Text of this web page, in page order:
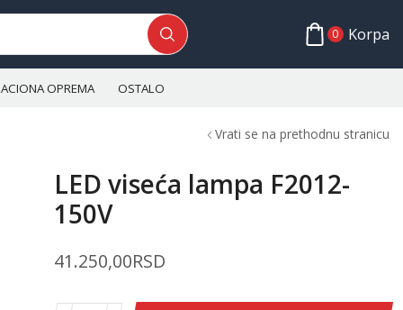
0 Korpa
OPREMA OSTALO
Vrati se na prethodnu stranicu
LED viseća lampa F2012-
150V
41.250,00RSD